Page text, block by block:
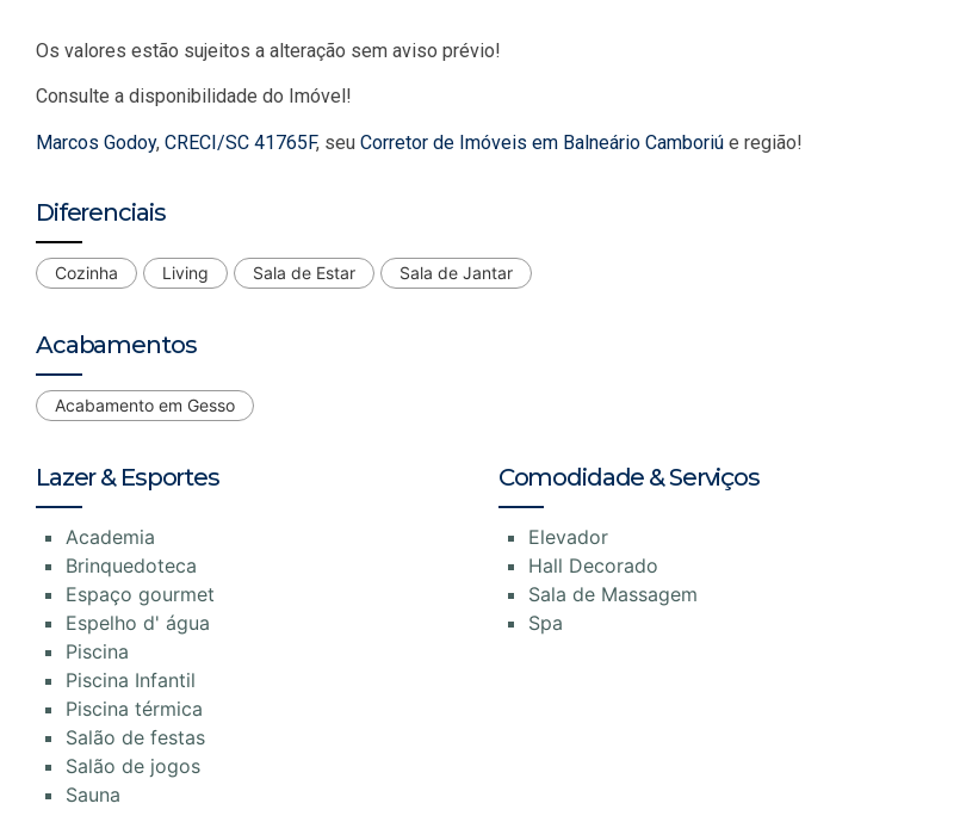
Os valores estão sujeitos a alteração sem aviso prévio!
Consulte a disponibilidade do Imóvel!
Marcos Godoy, CRECI/SC 41765F, seu Corretor de Imóveis em Balneário Camboriú e região!
Diferenciais
Cozinha Living Sala de Estar Sala de Jantar
Acabamentos
Acabamento em Gesso
Lazer & Esportes
Academia
Brinquedoteca
Espaço gourmet
Espelho d' água
Piscina
Piscina Infantil
Piscina térmica
Salão de festas
Salão de jogos
Sauna
Comodidade & Serviços
Elevador
Hall Decorado
Sala de Massagem
Spa